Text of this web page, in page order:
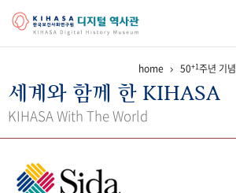
걸어온 길 기관 변천사 역대 기관장
정책과 연구 키워드로 보는 연구 역사
home 50+1주년 기념
세계와 함께 한 KIHASA
KIHASA With The World